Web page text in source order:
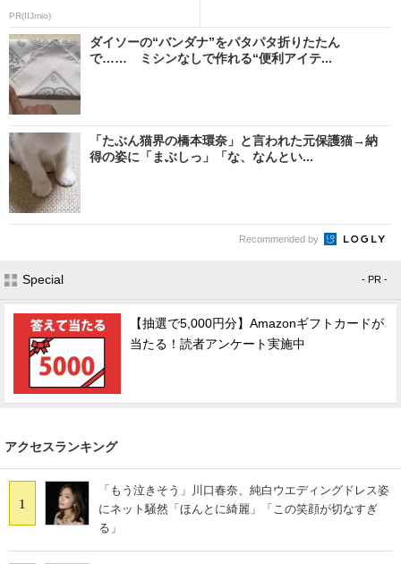
PR(IIJmio)
ダイソーの“バンダナ”をパタパタ折りたたん
で…… ミシンなしで作れる“便利アイテ...
「たぶん猫界の橋本環奈」と言われた元保護猫→納
得の姿に「まぶしっ」「な、なんとい...
Recommended by
Special - PR -
【抽選で5,000円分】Amazonギフトカードが
当たる！読者アンケート実施中
アクセスランキング
1
「もう泣きそう」川口春奈、純白ウエディングドレス姿
にネット騒然「ほんとに綺麗」「この笑顔が切なすぎ
る」